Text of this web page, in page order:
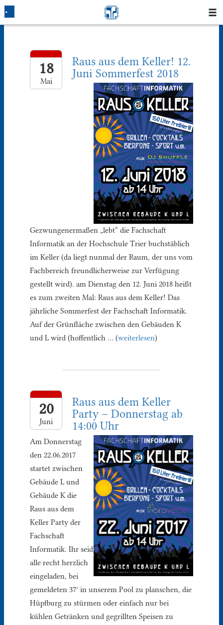
Blog
Fotos
Login
Klausuren
Studium
Protokolle
Ausleihe
18
Mai
Raus aus dem Keller! 12.
Juni Sommerfest 2018
Gezwungenermaßen „lebt“ die Fachschaft
Informatik an der Hochschule Trier buchstäblich
im Keller (da liegt nunmal der Raum, der uns vom
Fachbereich freundlicherweise zur Verfügung
gestellt wird). am Dienstag den 12. Juni 2018 heißt
es zum zweiten Mal: Raus aus dem Keller! Das
jährliche Sommerfest der Fachschaft Informatik.
Auf der Grünfläche zwischen den Gebäuden K
und L wird (hoffentlich … (weiterlesen)
20
Juni
Raus aus dem Keller
Party – Donnerstag ab
14:00 Uhr
Am Donnerstag
den 22.06.2017
startet zwischen
Gebäude L und
Gebäude K die
Raus aus dem
Keller Party der
Fachschaft
Informatik. Ihr seid
alle recht herzlich
eingeladen, bei
gemeldeten 37° in unserem Pool zu planschen, die
Hüpfburg zu stürmen oder einfach nur bei
kühlen Getränken und gegrillten Speisen zu